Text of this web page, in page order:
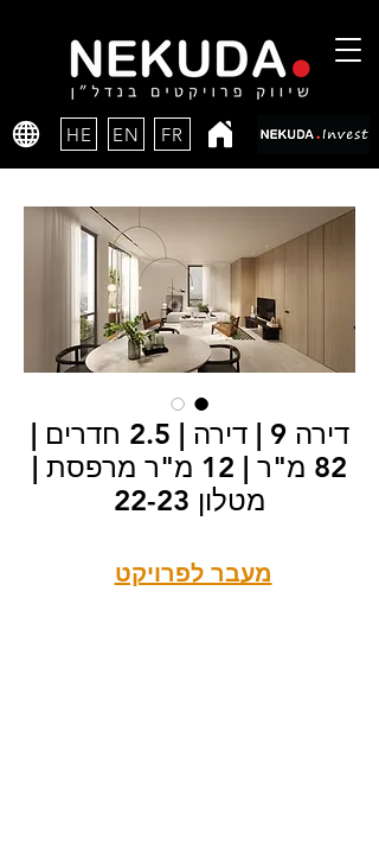
HE EN FR
דירה 9 | דירה | 2.5 חדרים |
82 מ"ר | 12 מ"ר מרפסת |
מטלון 22-23
מעבר לפרויקט